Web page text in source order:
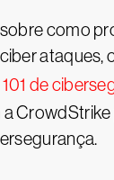
como
ataques,
de
CrowdStrike